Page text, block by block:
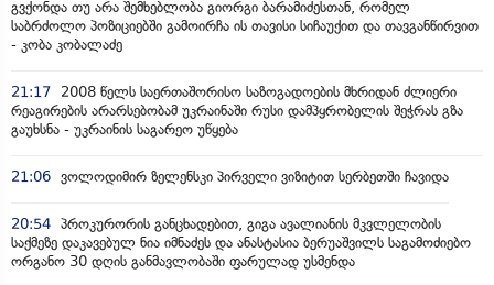
გვქონდა თუ არა შემხებლობა გიორგი ბარამიძესთან, რომელ
საბრძოლო პოზიციებში გამოირჩა ის თავისი სიჩაუქით და თავგანწირვით
- კობა კობალაძე
21:17
2008 წელს საერთაშორისო საზოგადოების მხრიდან ძლიერი
რეაგირების არარსებობამ უკრაინაში რუსი დამპყრობელის შეჭრას გზა
გაუხსნა - უკრაინის საგარეო უწყება
21:06 ვოლოდიმირ ზელენსკი პირველი ვიზიტით სერბეთში ჩავიდა
20:54 პროკურორის განცხადებით, გიგა ავალიანის მკვლელობის
საქმეზე დაკავებულ ნია იმნაძეს და ანასტასია ბერუაშვილს საგამოძიებო
ორგანო 30 დღის განმავლობაში ფარულად უსმენდა